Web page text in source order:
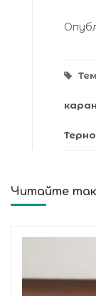
Читайте